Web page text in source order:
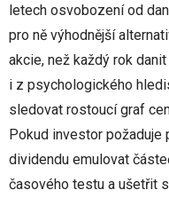
letech osvobození od
pro ně výhodnější
akcie, než každý rok
i z psychologického
sledovat rostoucí graf
Pokud investor požaduje
dividendu emulovat
časového testu a ušetřit